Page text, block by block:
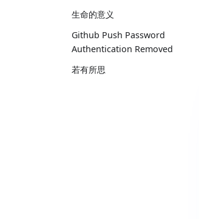
生命的意义
Github Push Password
Authentication Removed
若有所思